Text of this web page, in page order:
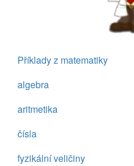
Příklady z matematiky
algebra
aritmetika
čísla
fyzikální veličiny